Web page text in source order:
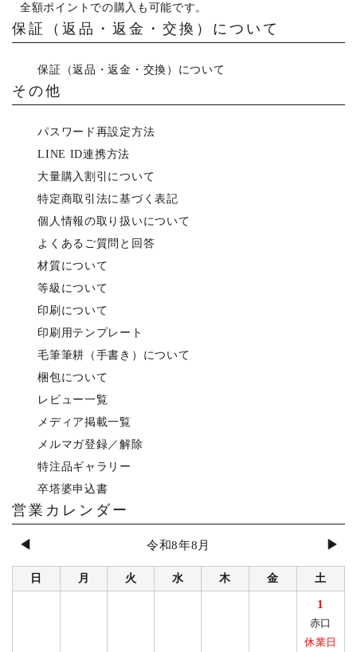
全額ポイントでの購入も可能です。
保証（返品・返金・交換）について
保証（返品・返金・交換）について
その他
パスワード再設定方法
LINE ID連携方法
大量購入割引について
特定商取引法に基づく表記
個人情報の取り扱いについて
よくあるご質問と回答
材質について
等級について
印刷について
印刷用テンプレート
毛筆筆耕（手書き）について
梱包について
レビュー一覧
メディア掲載一覧
メルマガ登録／解除
特注品ギャラリー
卒塔婆申込書
営業カレンダー
◀ 令和8年8月 ▶
日 月 火 水 木 金 土
1
赤口
休業日